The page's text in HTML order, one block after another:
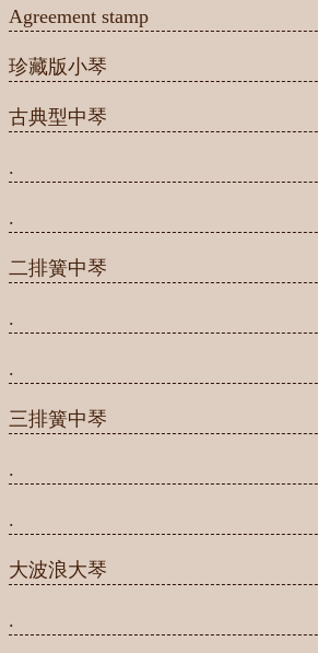
Agreement stamp
珍藏版小琴
古典型中琴
.
.
二排簧中琴
.
.
三排簧中琴
.
.
大波浪大琴
.